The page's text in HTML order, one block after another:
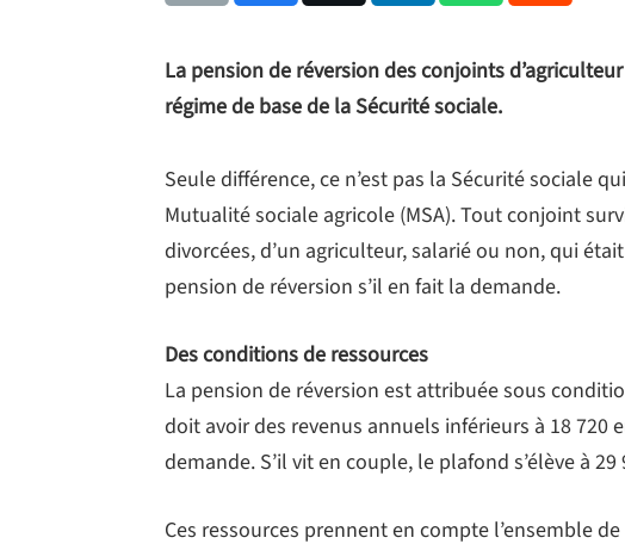
La pension de réversion des conjoints
régime de base de la Sécurité sociale.
Seule différence, ce n’est pas la Sécurité sociale
Mutualité sociale agricole (MSA). Tout conjoint
divorcées, d’un agriculteur, salarié ou non, qui
pension de réversion s’il en fait la demande.
Des conditions de ressources
La pension de réversion est attribuée sous
doit avoir des revenus annuels inférieurs à 18 720
demande. S’il vit en couple, le plafond s’élève à 29
Ces ressources prennent en compte l’ensemble